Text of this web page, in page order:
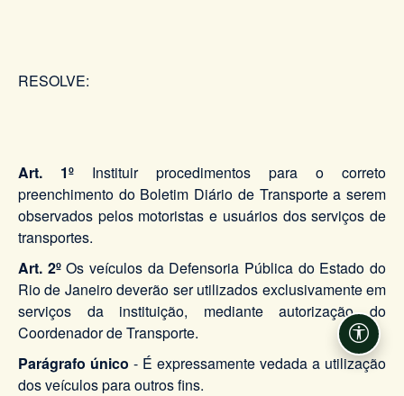
RESOLVE:
Art. 1º Instituir procedimentos para o correto
preenchimento do Boletim Diário de Transporte a serem
observados pelos motoristas e usuários dos serviços de
transportes.
Art. 2ºOs veículos da Defensoria Pública do Estado do
Rio de Janeiro deverão ser utilizados exclusivamente em
serviços da instituição, mediante autorização do
Coordenador de Transporte.
Parágrafo único - É expressamente vedada a utilização
dos veículos para outros fins.